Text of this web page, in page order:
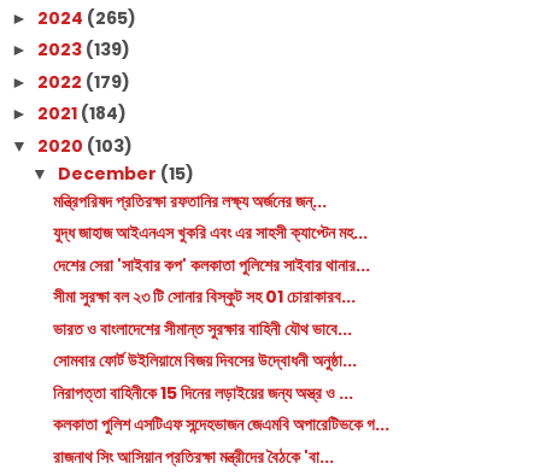
► 2024 (265)
► 2023 (139)
► 2022 (179)
► 2021 (184)
▼ 2020 (103)
▼ December (15)
মন্ত্রিপরিষদ প্রতিরক্ষা রফতানির লক্ষ্য অর্জনের জন্...
যুদ্ধ জাহাজ আইএনএস খুকরি এবং এর সাহসী ক্যাপ্টেন মহ...
দেশের সেরা 'সাইবার কপ' কলকাতা পুলিশের সাইবার থানার...
সীমা সুরক্ষা বল ২৩ টি সোনার বিস্কুট সহ 01 চোরাকারব...
ভারত ও বাংলাদেশের সীমান্ত সুরক্ষার বাহিনী যৌথ ভাবে...
সোমবার ফোর্ট উইলিয়ামে বিজয় দিবসের উদ্বোধনী অনুষ্ঠা...
নিরাপত্তা বাহিনীকে 15 দিনের লড়াইয়ের জন্য অস্ত্র ও ...
কলকাতা পুলিশ এসটিএফ সন্দেহভাজন জেএমবি অপারেটিভকে গ...
রাজনাথ সিং আসিয়ান প্রতিরক্ষা মন্ত্রীদের বৈঠকে 'বা...